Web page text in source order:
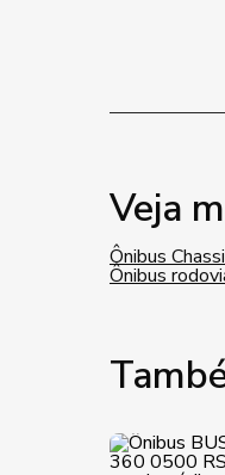
Veja
Ônibus
Ônibus